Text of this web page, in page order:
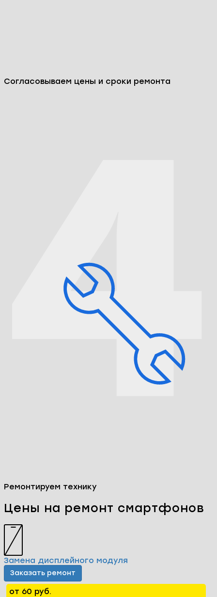
Согласовываем цены и сроки ремонта
Ремонтируем технику
Цены на ремонт смартфонов
Замена дисплейного модуля
Заказать ремонт
от 60 руб.